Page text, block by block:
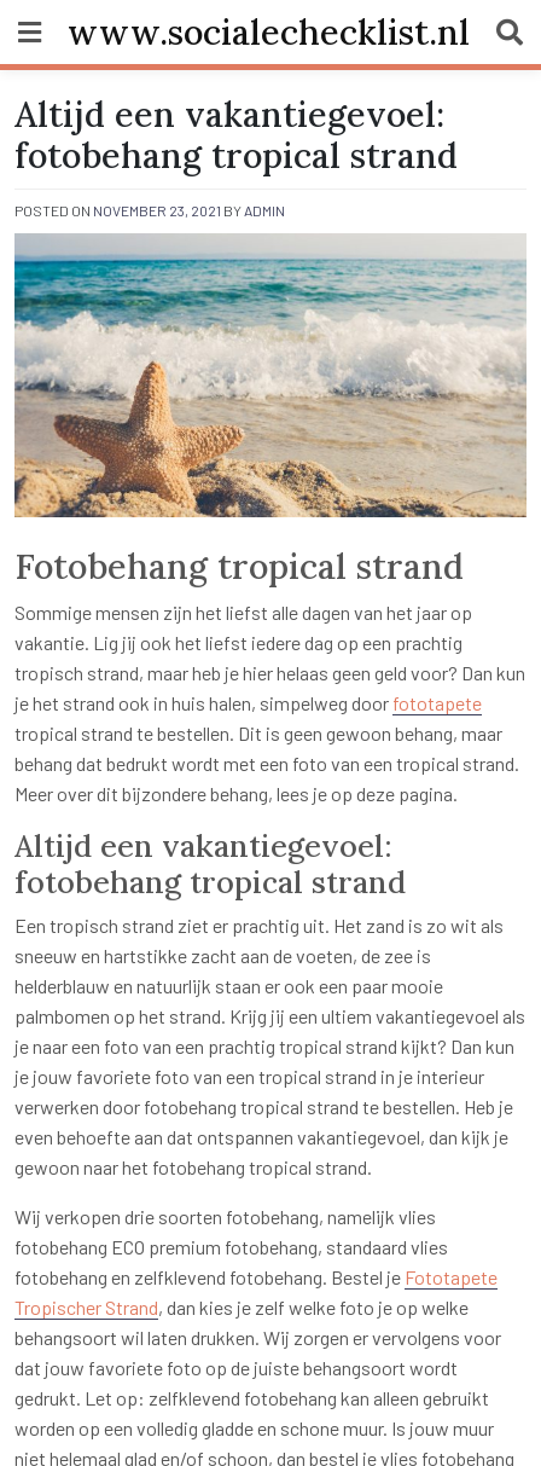
content
www.socialechecklist.nl
Altijd een vakantiegevoel:
fotobehang tropical strand
POSTED ON NOVEMBER 23, 2021 BY ADMIN
Fotobehang tropical strand
Sommige mensen zijn het liefst alle dagen van het jaar op
vakantie. Lig jij ook het liefst iedere dag op een prachtig
tropisch strand, maar heb je hier helaas geen geld voor? Dan kun
je het strand ook in huis halen, simpelweg door fototapete
tropical strand te bestellen. Dit is geen gewoon behang, maar
behang dat bedrukt wordt met een foto van een tropical strand.
Meer over dit bijzondere behang, lees je op deze pagina.
Altijd een vakantiegevoel:
fotobehang tropical strand
Een tropisch strand ziet er prachtig uit. Het zand is zo wit als
sneeuw en hartstikke zacht aan de voeten, de zee is
helderblauw en natuurlijk staan er ook een paar mooie
palmbomen op het strand. Krijg jij een ultiem vakantiegevoel als
je naar een foto van een prachtig tropical strand kijkt? Dan kun
je jouw favoriete foto van een tropical strand in je interieur
verwerken door fotobehang tropical strand te bestellen. Heb je
even behoefte aan dat ontspannen vakantiegevoel, dan kijk je
gewoon naar het fotobehang tropical strand.
Wij verkopen drie soorten fotobehang, namelijk vlies
fotobehang ECO premium fotobehang, standaard vlies
fotobehang en zelfklevend fotobehang. Bestel je Fototapete
Tropischer Strand, dan kies je zelf welke foto je op welke
behangsoort wil laten drukken. Wij zorgen er vervolgens voor
dat jouw favoriete foto op de juiste behangsoort wordt
gedrukt. Let op: zelfklevend fotobehang kan alleen gebruikt
worden op een volledig gladde en schone muur. Is jouw muur
niet helemaal glad en/of schoon, dan bestel je vlies fotobehang